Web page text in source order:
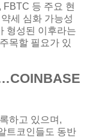
FBTC 등 주요 현
세 심화 가능성
형성된 이후라는
목할 필요가 있
하고 있으며,
트코인들도 동반